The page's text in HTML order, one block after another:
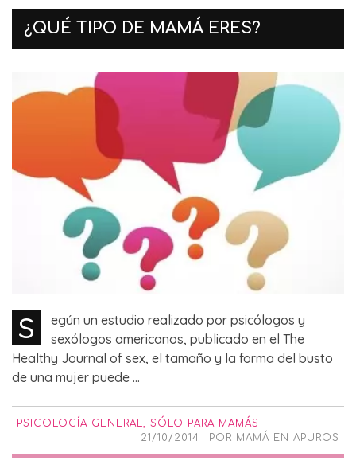
¿QUÉ TIPO DE MAMÁ ERES?
S
egún un estudio realizado por psicólogos y
sexólogos americanos, publicado en el The
Healthy Journal of sex, el tamaño y la forma del busto
de una mujer puede ...
PSICOLOGÍA GENERAL
SÓLO PARA MAMÁS
21/10/2014
POR MAMÁ EN APUROS